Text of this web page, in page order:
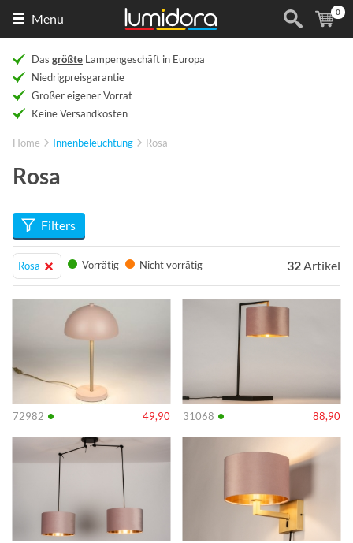
Menu (
0
Das größte Lampengeschäft in Europa
Niedrigpreisgarantie
Großer eigener Vorrat
Keine Versandkosten
Home Innenbeleuchtung Rosa
Rosa
Filters
Rosa Vorrätig Nicht vorrätig 32Artikel
72982 • 49,90
Info
31068 • 88,90
Info
Info Info